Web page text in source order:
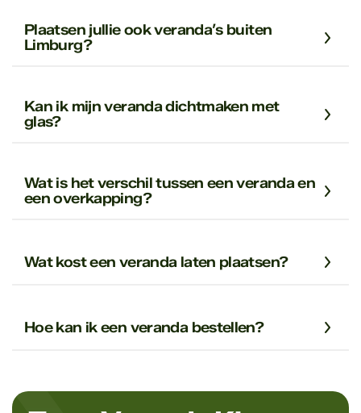
Plaatsen jullie ook veranda’s buiten
Limburg?
Kan ik mijn veranda dichtmaken met
glas?
Wat is het verschil tussen een veranda en
een overkapping?
Wat kost een veranda laten plaatsen?
Hoe kan ik een veranda bestellen?